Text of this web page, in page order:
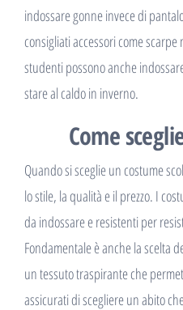
indossare gonne invece di
consigliati accessori come
studenti possono anche
stare al caldo in inverno.
Come
Quando si sceglie un costume
lo stile, la qualità e il prezzo. I
da indossare e resistenti per
Fondamentale è anche la scelta
un tessuto traspirante che
assicurati di scegliere un abito